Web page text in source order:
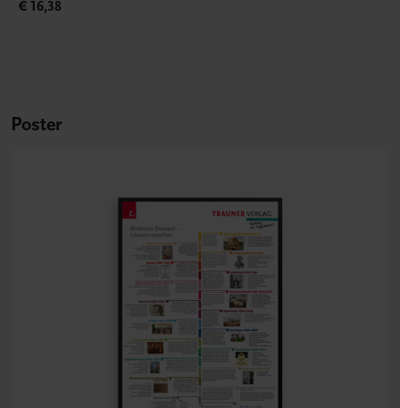
€ 16,38
Poster